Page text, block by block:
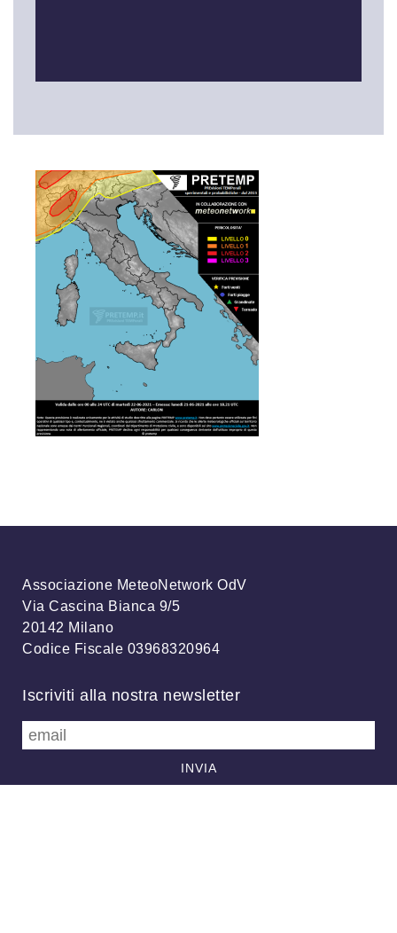
Associazione MeteoNetwork OdV
Via Cascina Bianca 9/5
20142 Milano
Codice Fiscale 03968320964
Iscriviti alla nostra newsletter